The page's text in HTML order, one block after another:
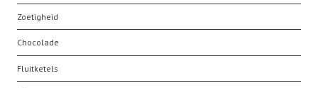
Zoetigheid
Chocolade
Fluitketels